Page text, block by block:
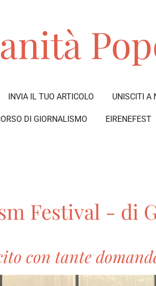
INVIA IL TUO ARTICOLO UNISCITI A
DI GIORNALISMO EIRENEFEST
Festival - di
con tante